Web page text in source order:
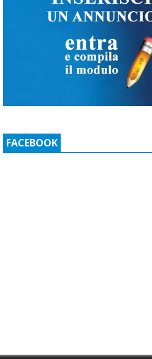
FACEBOOK